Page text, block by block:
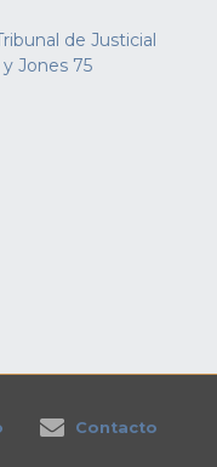
de Justicial
Jones 75
Contacto